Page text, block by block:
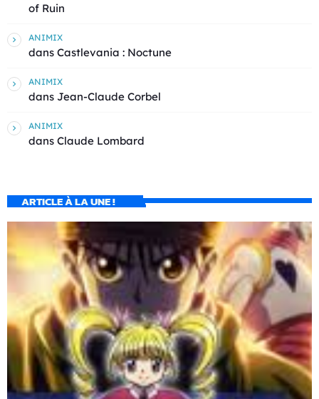
of Ruin
ANIMIX
dans Castlevania : Noctune
ANIMIX
dans Jean-Claude Corbel
ANIMIX
dans Claude Lombard
ARTICLE À LA UNE !